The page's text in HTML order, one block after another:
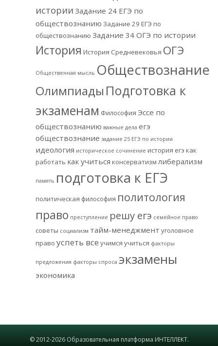
истории Задание 24 ЕГЭ по
обществознанию Задание 29 ЕГЭ по
обществознанию Задание 34 ОГЭ по истории
История История Средневековья ОГЭ
Общественная мысль Обществознание
Олимпиады Подготовка к
экзаменам Философия Эссе по
обществознанию важные дела егэ
обществознание задание 25 ЕГЭ по истории
идеология историческое сочинение история егэ как
работать как учиться консерватизм либерализм
память подготовка к ЕГЭ
политическая философия политология
право преступление решу егэ семейное право
советы социализм тайм-менеджмент уголовное
право успеть все учимся учиться факторы
предложения факторы спроса экзамены
экономика
© 2012-2026 Образовательная платформа ИНТЕЛЛЕКТ.